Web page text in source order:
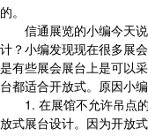
的。
信通展览的小编今天说
计？小编发现现在很多展
是有些展会展台上是可以
台都适合开放式。原因小
1. 在展馆不允许吊点的
放式展台设计。因为开放